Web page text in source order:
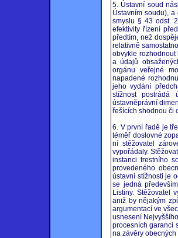
5. Ústavní soud
Ústavním soudu),
smyslu § 43 odst.
efektivity řízení
předtím, než
relativně
obvykle
a údajů
orgánu veřejné
napadené
jeho vydání
stížnost postrádá
ústavněprávní
řešících shodnou či
6. V první řadě je
téměř doslovné
ní stěžovatel
vypořádaly.
instanci trestního
provedeného
ústavní stížnosti je
se jedná
Listiny. Stěžovatel
aniž by nějakým
argumentací ve
usnesení
procesních garancí
na závěry